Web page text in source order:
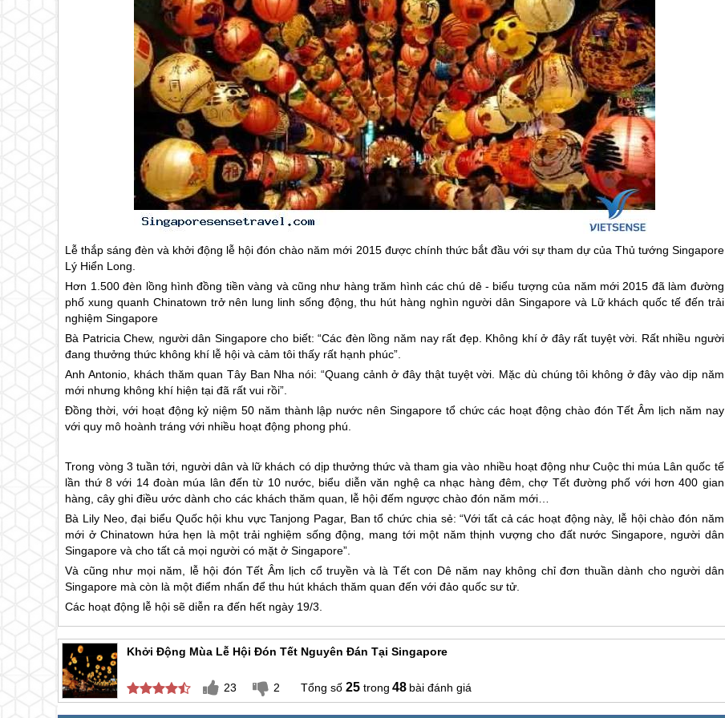
Lễ thắp sáng đèn và khởi động lễ hội đón chào năm mới 2015 được chính thức bắt đầu với sự tham dự của Thủ tướng Singapore
Lý Hiển Long.
Hơn 1.500 đèn lồng hình đồng tiền vàng và cũng như hàng trăm hình các chú dê - biểu tượng của năm mới 2015 đã làm đường
phố xung quanh Chinatown trở nên lung linh sống động, thu hút hàng nghìn người dânSingapore và Lữ khách quốc tế đến trải
nghiệmSingapore
Bà Patricia Chew, người dân Singaporecho biết: “Các đèn lồng năm nay rất đẹp. Không khí ở đây rất tuyệt vời. Rất nhiều người
đang thưởng thức không khí lễ hội và cảm tôi thấy rất hạnh phúc”.
Anh Antonio, khách thăm quan Tây Ban Nha nói: “Quang cảnh ở đây thật tuyệt vời. Mặc dù chúng tôi không ở đây vào dịp năm
mới nhưng không khí hiện tại đã rất vui rồi”.
Đồng thời, với hoạt động kỷ niệm 50 năm thành lập nước nên Singaporetổ chức các hoạt động chào đón Tết Âm lịch năm nay
với quy mô hoành tráng với nhiều hoạt động phong phú.
Trong vòng 3 tuần tới, người dân và lữ khách có dịp thưởng thức và tham gia vào nhiều hoạt động như Cuộc thi múa Lân quốc tế
lần thứ 8 với 14 đoàn múa lân đến từ 10 nước, biểu diễn văn nghệ ca nhạc hàng đêm, chợ Tết đường phố với hơn 400 gian
hàng, cây ghi điều ước dành cho các khách thăm quan, lễ hội đếm ngược chào đón năm mới…
Bà Lily Neo, đại biểu Quốc hội khu vực Tanjong Pagar, Ban tổ chức chia sẻ: “Với tất cả các hoạt động này, lễ hội chào đón năm
mới ở Chinatown hứa hẹn là một trải nghiệm sống động, mang tới một năm thịnh vượng cho đất nước Singapore, người dân
Singapore và cho tất cả mọi người có mặt ởSingapore”.
Và cũng như mọi năm, lễ hội đón Tết Âm lịch cổ truyền và là Tết con Dê năm nay không chỉ đơn thuần dành cho người dân
Singapore mà còn là một điểm nhấn để thu hút khách thăm quan đến với đảo quốc sư tử.
Các hoạt động lễ hội sẽ diễn ra đến hết ngày 19/3.
Khởi Động Mùa Lễ Hội Đón Tết Nguyên Đán Tại Singapore
23 2 25 48 bài đánh giá